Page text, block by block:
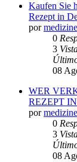
Kaufen Sie
Rezept in
por
0
3
08
WER
REZEPT
por
0
3
08